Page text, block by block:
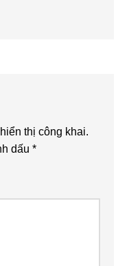
thị công khai.
dấu*